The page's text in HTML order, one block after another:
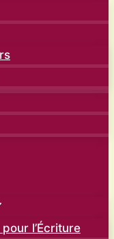
l’Écriture